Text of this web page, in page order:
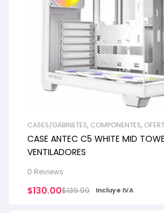
CASES/GABINETES, COMPONENTES,
CASE ANTEC C5 WHITE MID
VENTILADORES
0 Reviews
$139.99
$130.00 Incluye IVA